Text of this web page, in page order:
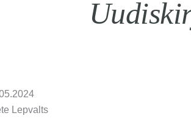
Lepvalts